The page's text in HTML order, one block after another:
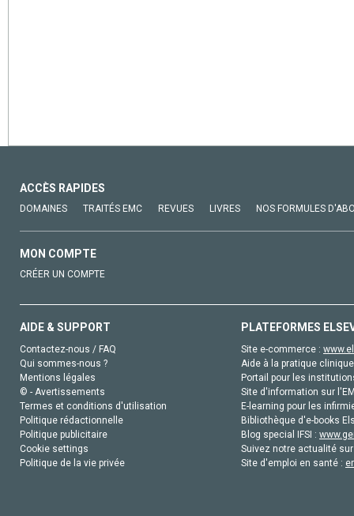
ACCÈS RAPIDES
DOMAINES TRAITÉS EMC REVUES LIVRES NOS FORMULES
MON COMPTE
CRÉER UN COMPTE
AIDE & SUPPORT
Contactez-nous / FAQ
Qui sommes-nous ?
Mentions légales
© - Avertissements
Termes et conditions d'utilisation
Politique rédactionnelle
Politique publicitaire
Cookie settings
Politique de la vie privée
PLATEFORMES
Site e-commerce :
Aide à la pratique
Portail pour les
Site d'information sur
E-learning pour les
Bibliothèque d'e-books
Blog special IFSI :
Suivez notre actualité
Site d'emploi en santé :